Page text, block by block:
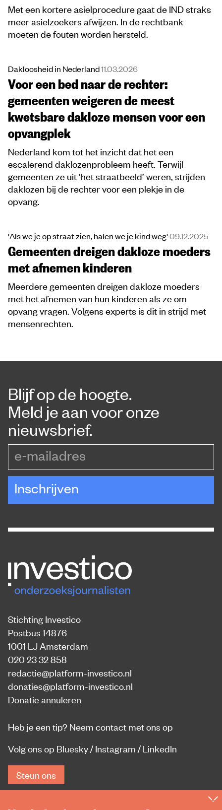
Met een kortere asielprocedure gaat de IND straks
meer asielzoekers afwijzen. In de rechtbank
moeten de fouten worden hersteld.
Dakloosheid in Nederland11.03.2026
Voor een bed naar de rechter:
gemeenten weigeren de meest
kwetsbare dakloze mensen voor een
opvangplek
Nederland kom tot het inzicht dat het een
escalerend daklozenprobleem heeft. Terwijl
gemeenten ze uit ‘het straatbeeld’ weren, strijden
daklozen bij de rechter voor een plekje in de
opvang.
'Als we je op straat zien, halen we je kind weg'09.12.2025
Gemeenten dreigen dakloze moeders
met afnemen kinderen
Meerdere gemeenten dreigen dakloze moeders
met het afnemen van hun kinderen als ze om
opvang vragen. Volgens experts is dit in strijd met
mensenrechten.
Blijf op de hoogte.
Meld je aan voor onze
nieuwsbrief.
Inschrijven
Stichting Investico
Postbus 14876
1001 LJ Amsterdam
020 23 32 858
redactie@platform-investico.nl
donaties@platform-investico.nl
Donatie annuleren
Heb je een tip? Neem contact met ons op
Volg ons op Bluesky/ Instagram / LinkedIn
Steun ons